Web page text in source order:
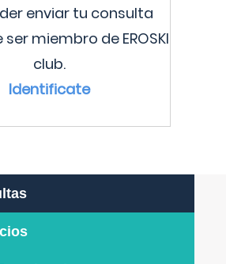
enviar tu consulta
miembro de EROSKI
club.
Identificate